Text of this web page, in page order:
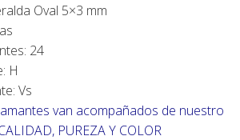
Oval 5×3 mm
24
H
Vs
van acompañados de nuestro
PUREZA Y COLOR